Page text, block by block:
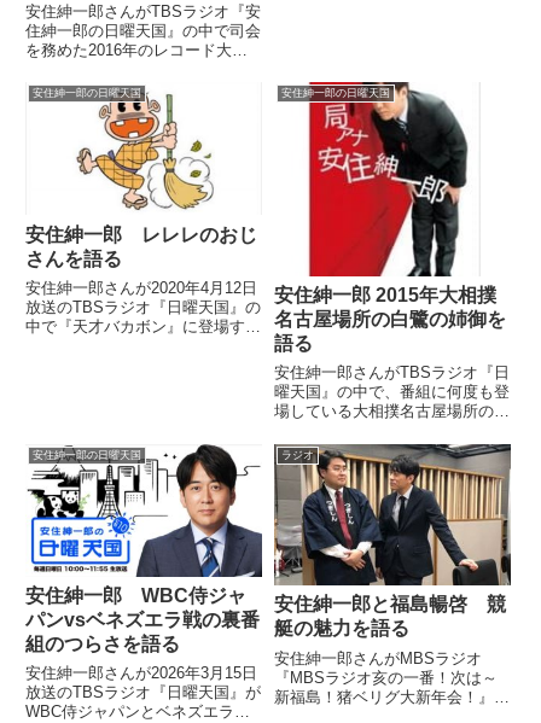
安住紳一郎さんがTBSラジオ『安
住紳一郎の日曜天国』の中で司会
を務めた2016年のレコード大賞
のバランスを取るため、9センチ
身長をかさ増しした話をしていま
した。（安住紳一郎）そして年末
はレコード大賞という式典の...
安住紳一郎の日曜天国
安住紳一郎 レレレのおじ
さんを語る
安住紳一郎さんが2020年4月12日
放送のTBSラジオ『日曜天国』の
中で『天才バカボン』に登場する
安住紳一郎の日曜天国
安住紳一郎 2015年大相撲
名古屋場所の白鷺の姉御を
語る
安住紳一郎さんがTBSラジオ『日
曜天国』の中で、番組に何度も登
場している大相撲名古屋場所の名
ていました。（安住紳一郎）そし
て、大相撲名古屋場所も今日が最
終日になりますね。白鷺の姉御、
元気そうに出てますね。白鷺の...
安住紳一郎の日曜天国
安住紳一郎 WBC侍ジャ
パンvsベネズエラ戦の裏番
組のつらさを語る
安住紳一郎さんが2026年3月15日
放送のTBSラジオ『日曜天国』が
WBC侍ジャパンとベネズエラの
ラジオ
安住紳一郎と福島暢啓 競
艇の魅力を語る
安住紳一郎さんがMBSラジオ
『MBSラジオ亥の一番！次は～
新福島！猪ベリグ大新年会！』に